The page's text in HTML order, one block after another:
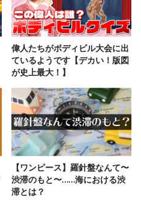
偉人たちがボディビル大会に出
ているようです【デカい！版図
が史上最大！】
【ワンピース】羅針盤なんて〜
渋滞のもと〜……海における渋
滞とは？